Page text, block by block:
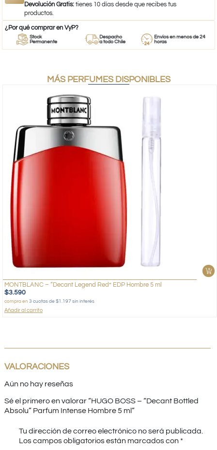
Devolución Gratis: tienes 10 días desde que recibes tus
productos.
¿Por qué comprar en VyP?
Stock
Permanente
Despacho
a todo Chile
Envíos en menos de 24
horas
MÁS PERFUMES DISPONIBLES
MONTBLANC – “Decant Legend Red” EDP Hombre 5 ml
$3.590
compra en 3 cuotas de $1.197 sin interés
Añadir al carrito
VALORACIONES
Aún no hay reseñas
Sé el primero en valorar “HUGO BOSS – “Decant Bottled
Absolu” Parfum Intense Hombre 5 ml”
Tu dirección de correo electrónico no será publicada.
Los campos obligatorios están marcados con *